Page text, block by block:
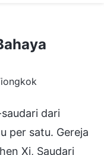
dari
per satu. Gereja
Xi, Saudari